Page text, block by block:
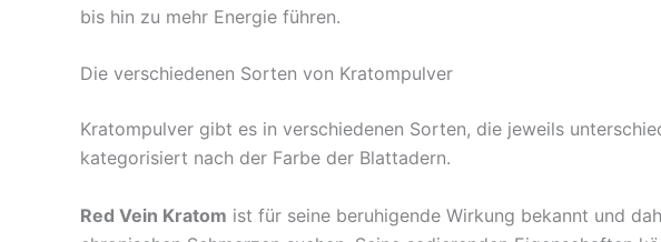
bis hin zu mehr Energie führen.
Die verschiedenen Sorten von Kratompulver
Kratompulver gibt es in verschiedenen Sorten, die jeweils
kategorisiert nach der Farbe der Blattadern.
Red Vein Kratom ist für seine beruhigende Wirkung bekannt und